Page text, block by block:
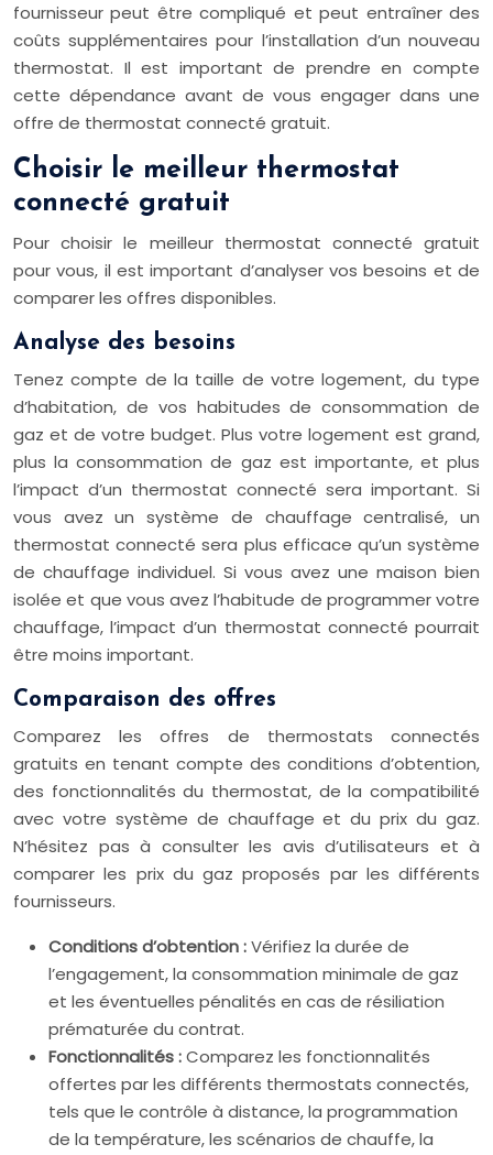
fournisseur peut être compliqué et peut entraîner des
coûts supplémentaires pour l’installation d’un nouveau
thermostat. Il est important de prendre en compte
cette dépendance avant de vous engager dans une
offre de thermostat connecté gratuit.
Choisir le meilleur thermostat
connecté gratuit
Pour choisir le meilleur thermostat connecté gratuit
pour vous, il est important d’analyser vos besoins et de
comparer les offres disponibles.
Analyse des besoins
Tenez compte de la taille de votre logement, du type
d’habitation, de vos habitudes de consommation de
gaz et de votre budget. Plus votre logement est grand,
plus la consommation de gaz est importante, et plus
l’impact d’un thermostat connecté sera important. Si
vous avez un système de chauffage centralisé, un
thermostat connecté sera plus efficace qu’un système
de chauffage individuel. Si vous avez une maison bien
isolée et que vous avez l’habitude de programmer votre
chauffage, l’impact d’un thermostat connecté pourrait
être moins important.
Comparaison des offres
Comparez les offres de thermostats connectés
gratuits en tenant compte des conditions d’obtention,
des fonctionnalités du thermostat, de la compatibilité
avec votre système de chauffage et du prix du gaz.
N’hésitez pas à consulter les avis d’utilisateurs et à
comparer les prix du gaz proposés par les différents
fournisseurs.
Conditions d’obtention :Vérifiez la durée de
l’engagement, la consommation minimale de gaz
et les éventuelles pénalités en cas de résiliation
prématurée du contrat.
Fonctionnalités :Comparez les fonctionnalités
offertes par les différents thermostats connectés,
tels que le contrôle à distance, la programmation
de la température, les scénarios de chauffe, la